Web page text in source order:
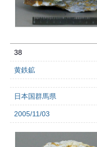
38
黄鉄鉱
日本国群馬県
2005/11/03